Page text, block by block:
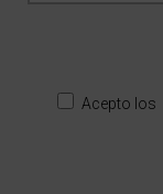
Acepto los